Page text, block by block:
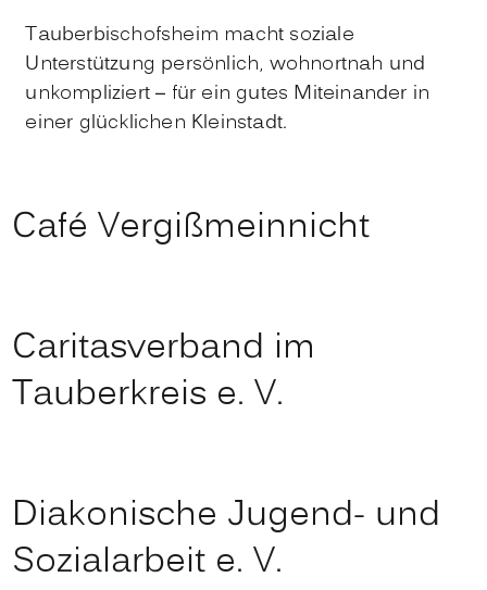
Tauberbischofsheim macht soziale
Unterstützung persönlich, wohnortnah und
unkompliziert – für ein gutes Miteinander in
einer glücklichen Kleinstadt.
Café Vergißmeinnicht
Caritasverband im
Tauberkreis e. V.
Diakonische Jugend- und
Sozialarbeit e. V.